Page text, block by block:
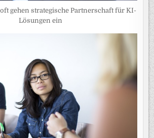
gehen strategische Partnerschaft für KI-
Lösungen ein